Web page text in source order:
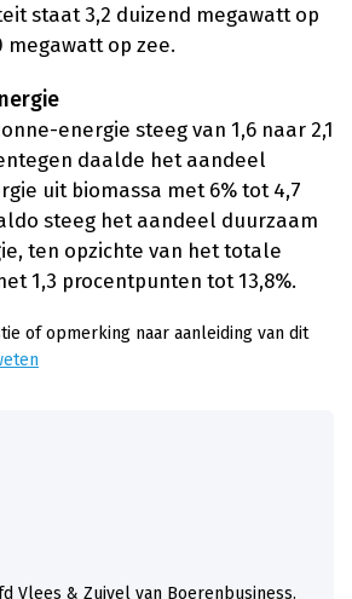
staat 3,2 duizend megawatt op
megawatt op zee.
energie steeg van 1,6 naar 2,1
daalde het aandeel
uit biomassa met 6% tot 4,7
steeg het aandeel duurzaam
ten opzichte van het totale
1,3 procentpunten tot 13,8%.
of opmerking naar aanleiding van dit
Vlees & Zuivel van Boerenbusiness.